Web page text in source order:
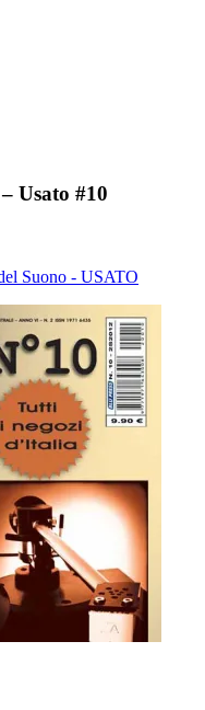
Usato #10
Suono - USATO